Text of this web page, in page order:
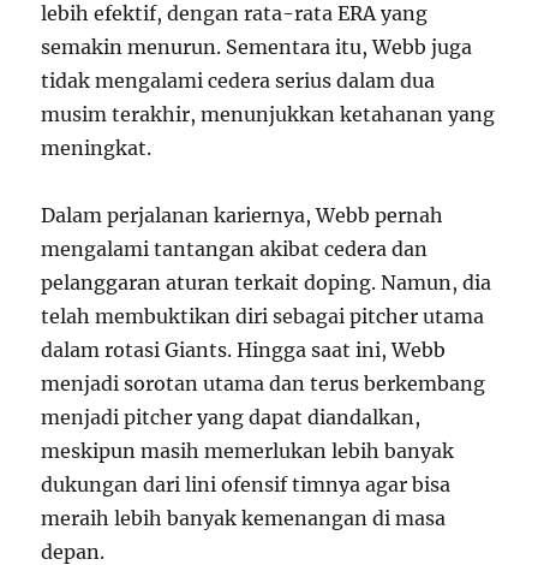
lebih efektif, dengan rata-rata ERA yang
semakin menurun. Sementara itu, Webb juga
tidak mengalami cedera serius dalam dua
musim terakhir, menunjukkan ketahanan yang
meningkat.
Dalam perjalanan kariernya, Webb pernah
mengalami tantangan akibat cedera dan
pelanggaran aturan terkait doping. Namun, dia
telah membuktikan diri sebagai pitcher utama
dalam rotasi Giants. Hingga saat ini, Webb
menjadi sorotan utama dan terus berkembang
menjadi pitcher yang dapat diandalkan,
meskipun masih memerlukan lebih banyak
dukungan dari lini ofensif timnya agar bisa
meraih lebih banyak kemenangan di masa
depan.